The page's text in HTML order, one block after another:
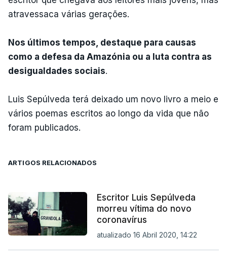
atravessaca várias gerações.
Nos últimos tempos, destaque para causas
como a defesa da Amazónia ou a luta contra as
desigualdades sociais.
Luis Sepúlveda terá deixado um novo livro a meio e
vários poemas escritos ao longo da vida que não
foram publicados.
ARTIGOS RELACIONADOS
Escritor Luis Sepúlveda
morreu vítima do novo
coronavírus
atualizado 16 Abril 2020, 14:22